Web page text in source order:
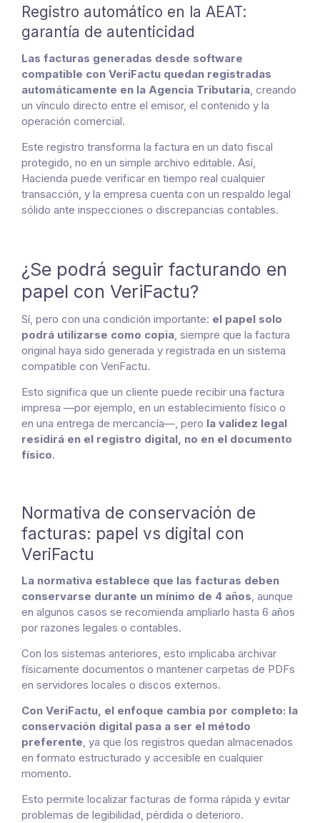
Registro automático en la AEAT:
garantía de autenticidad
Las facturas generadas desde software
compatible con VeriFactu quedan registradas
automáticamente en la Agencia Tributaria, creando
un vínculo directo entre el emisor, el contenido y la
operación comercial.
Este registro transforma la factura en un dato fiscal
protegido, no en un simple archivo editable. Así,
Hacienda puede verificar en tiempo real cualquier
transacción, y la empresa cuenta con un respaldo legal
sólido ante inspecciones o discrepancias contables.
¿Se podrá seguir facturando en
papel con VeriFactu?
Sí, pero con una condición importante: el papel solo
podrá utilizarse como copia, siempre que la factura
original haya sido generada y registrada en un sistema
compatible con VeriFactu.
Esto significa que un cliente puede recibir una factura
impresa —por ejemplo, en un establecimiento físico o
en una entrega de mercancía—, pero la validez legal
residirá en el registro digital, no en el documento
físico.
Normativa de conservación de
facturas: papel vs digital con
VeriFactu
La normativa establece que las facturas deben
conservarse durante un mínimo de 4 años, aunque
en algunos casos se recomienda ampliarlo hasta 6 años
por razones legales o contables.
Con los sistemas anteriores, esto implicaba archivar
físicamente documentos o mantener carpetas de PDFs
en servidores locales o discos externos.
Con VeriFactu, el enfoque cambia por completo: la
conservación digital pasa a ser el método
preferente, ya que los registros quedan almacenados
en formato estructurado y accesible en cualquier
momento.
Esto permite localizar facturas de forma rápida y evitar
problemas de legibilidad, pérdida o deterioro.